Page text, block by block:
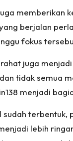
memberikan
berjalan
fokus
juga
tidak semua
menjadi
sudah
lebih